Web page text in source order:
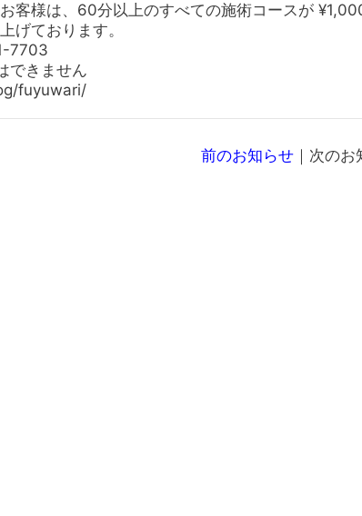
客様は、60分以上のすべての施術コースが
げております。
7703
できません
fuyuwari/
前のお知らせ ｜次の